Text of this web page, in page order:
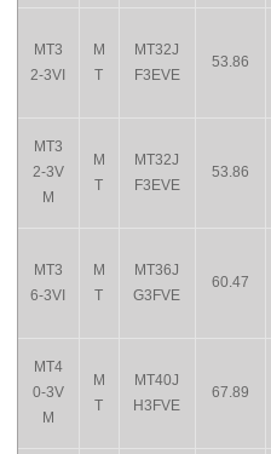
MT3
2-3VI
M
T
MT32J
F3EVE
53.86
MT3
2-3V
M
M
T
MT32J
F3EVE
53.86
MT3
6-3VI
M
T
MT36J
G3FVE
60.47
MT4
0-3V
M
M
T
MT40J
H3FVE
67.89